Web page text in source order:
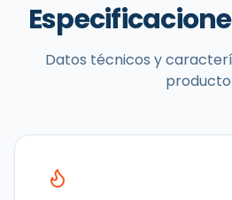
Datos técnicos y
producto